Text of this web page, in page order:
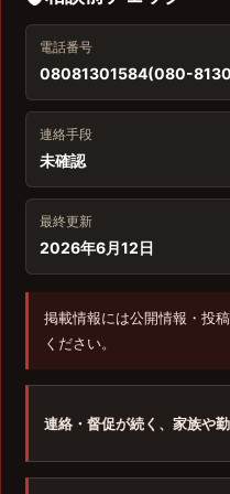
電話番号
08081301584(080-
連絡手段
未確認
最終更新
2026年6月12日
掲載情報には公開情報・投
ください。
連絡・督促が続く、家族や